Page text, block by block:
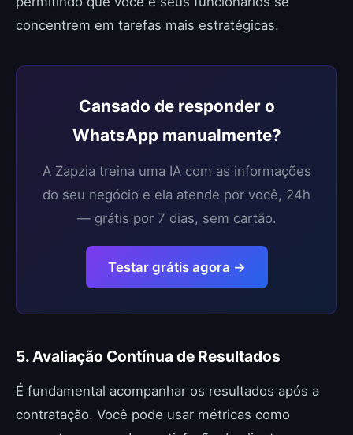
concentrem em tarefas mais estratégicas.
Cansado de responder o
WhatsApp manualmente?
A Zapzia treina uma IA com as informações
do seu negócio e ela atende por você, 24h
— grátis por 7 dias, sem cartão.
Testar grátis agora →
5. Avaliação Contínua de Resultados
É fundamental acompanhar os resultados após a
contratação. Você pode usar métricas como